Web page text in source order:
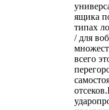
ящика
типах
/ для
всего